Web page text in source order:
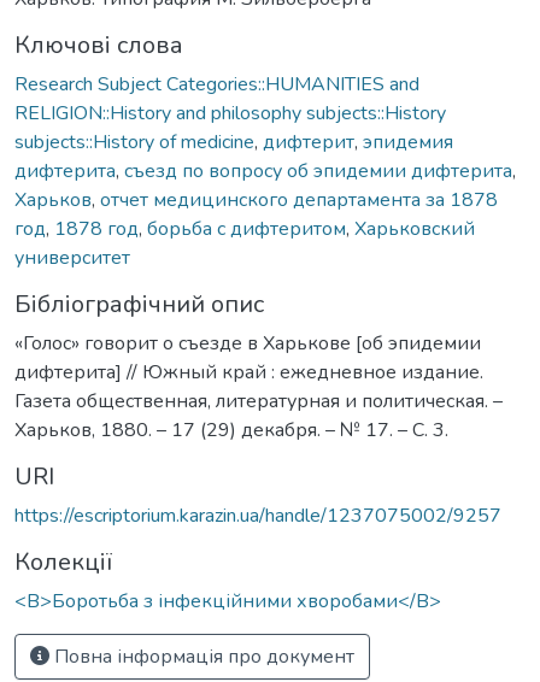
Ключові слова
Research Subject Categories::HUMANITIES and
RELIGION::History and philosophy subjects::History
subjects::History of medicine, дифтерит, эпидемия
дифтерита, съезд по вопросу об эпидемии дифтерита,
Харьков, отчет медицинского департамента за 1878
год, 1878 год, борьба с дифтеритом, Харьковский
университет
Бібліографічний опис
«Голос» говорит о съезде в Харькове [об эпидемии
дифтерита] // Южный край : ежедневное издание.
Газета общественная, литературная и политическая. –
Харьков, 1880. – 17 (29) декабря. – № 17. – С. 3.
URI
https://escriptorium.karazin.ua/handle/1237075002/9257
Колекції
<B>Боротьба з інфекційними хворобами</B>
Повна інформація про документ